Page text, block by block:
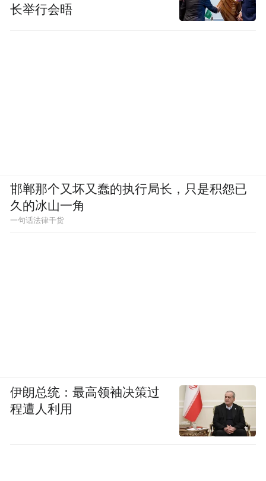
长举行会晤
邯郸那个又坏又蠢的执行局长，只是积怨已
久的冰山一角
一句话法律干货
伊朗总统：最高领袖决策过
程遭人利用